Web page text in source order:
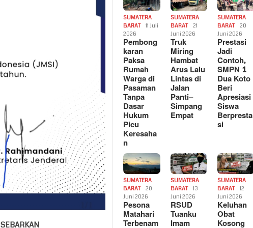
SEBARKAN
SUMATERA
BARAT
11 Juli
2026
Pembong
karan
Paksa
Rumah
Warga di
Pasaman
Tanpa
Dasar
Hukum
Picu
Keresaha
n
SUMATERA
BARAT
21
Juni 2026
Truk
Miring
Hambat
Arus Lalu
Lintas di
Jalan
Panti–
Simpang
Empat
SUMATERA
BARAT
20
Juni 2026
Prestasi
Jadi
Contoh,
SMPN 1
Dua Koto
Beri
Apresiasi
Siswa
Berpresta
si
SUMATERA
BARAT
20
Juni 2026
Pesona
Matahari
Terbenam
SUMATERA
BARAT
13
Juni 2026
RSUD
Tuanku
Imam
SUMATERA
BARAT
12
Juni 2026
Keluhan
Obat
Kosong